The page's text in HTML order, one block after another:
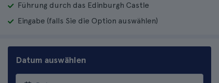
Führung durch das Edinburgh Castle
Eingabe (falls Sie die Option auswählen)
Datum auswählen